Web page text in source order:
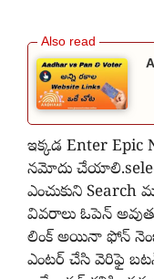
ఇక్కడ Enter Epic
నమోదు
ఎంచుకుని
వివరాలు ఓపెన్
లింక్ అయినా ఫోన్
ఎంటర్ చేసి వెరిఫై